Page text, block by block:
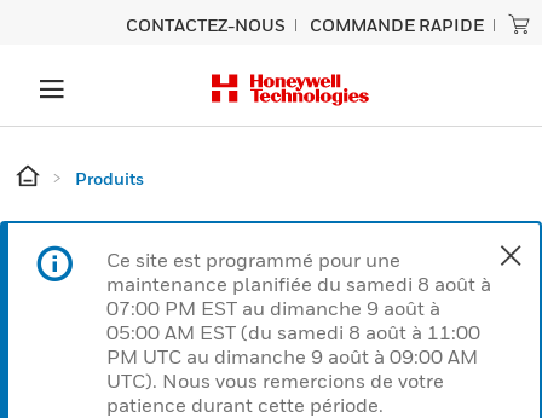
CONTACTEZ-NOUS COMMANDE RAPIDE
Produits
Ce site est programmé pour une
maintenance planifiée du samedi 8 août à
07:00 PM EST au dimanche 9 août à
05:00 AM EST (du samedi 8 août à 11:00
PM UTC au dimanche 9 août à 09:00 AM
UTC). Nous vous remercions de votre
patience durant cette période.